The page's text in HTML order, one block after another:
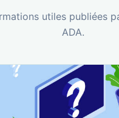
utiles publiées
ADA.